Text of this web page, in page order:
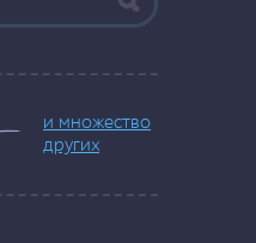
и множество
других